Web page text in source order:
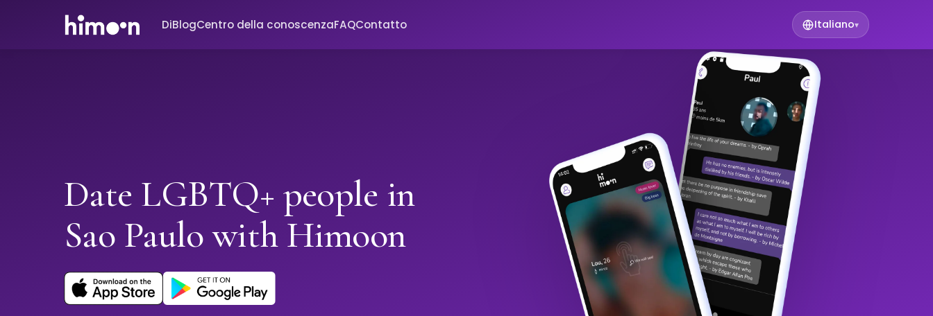
DiBlogCentro della conoscenzaFAQContatto Italiano▾
Date LGBTQ+ people in
Sao Paulo with Himoon